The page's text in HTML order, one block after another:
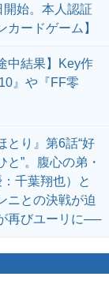
始。本人認証
ードゲーム】
中結果】Key作
』や『FF零
とり』第6話“好
”。腹心の弟・
千葉翔也）と
ニとの決戦が迫
再びユーリに──